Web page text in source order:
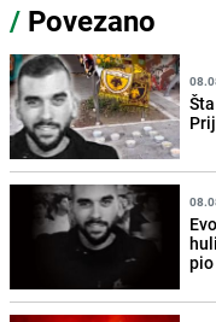
/ Povezano